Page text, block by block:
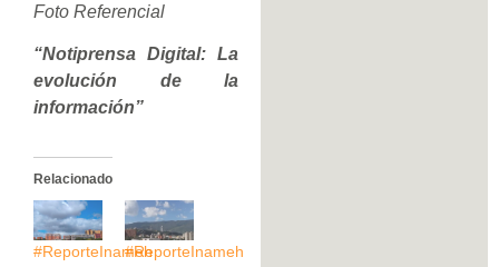
Foto Referencial
“Notiprensa Digital: La
evolución de la
información”
Relacionado
#ReporteInameh#ReporteInameh